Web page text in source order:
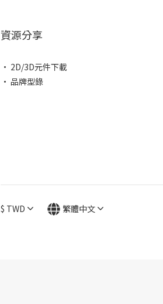
資源分享
• 2D/3D元件下載
• 品牌型錄
$ TWD 繁體中文